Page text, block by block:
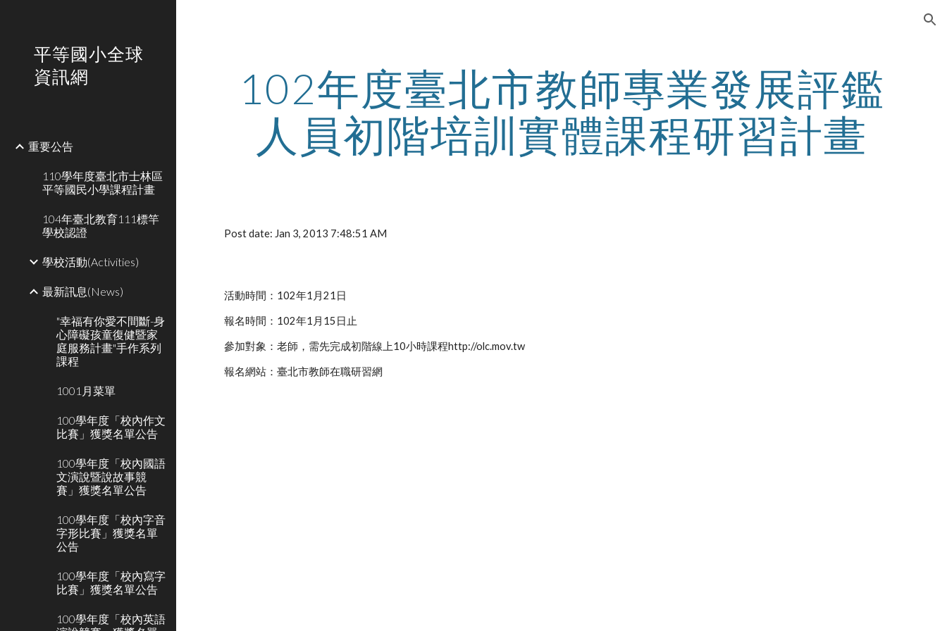
平等國小全球
資訊網
重要公告
110學年度臺北市士林區
平等國民小學課程計畫
104年臺北教育111標竿
學校認證
學校活動(Activities)
最新訊息(News)
"幸福有你愛不間斷-身
心障礙孩童復健暨家
庭服務計畫"手作系列
課程
1001月菜單
100學年度「校內作文
比賽」獲獎名單公告
100學年度「校內國語
文演說暨說故事競
賽」獲獎名單公告
100學年度「校內字音
字形比賽」獲獎名單
公告
100學年度「校內寫字
比賽」獲獎名單公告
100學年度「校內英語
102年度臺北市教師專業發展評鑑
人員初階培訓實體課程研習計畫
Post date: Jan 3, 2013 7:48:51 AM
活動時間：102年1月21日
報名時間：102年1月15日止
參加對象：老師，需先完成初階線上10小時課程http://olc.mov.tw
報名網站：臺北市教師在職研習網